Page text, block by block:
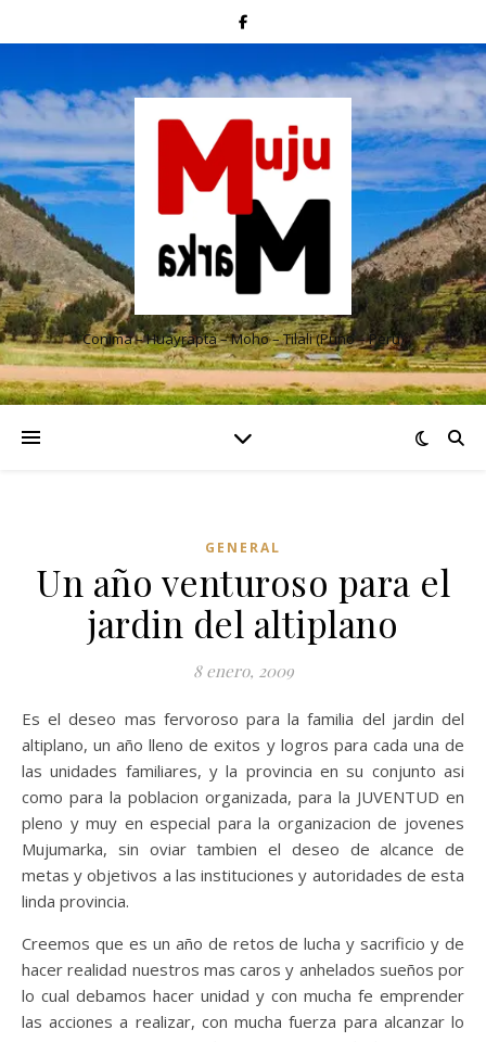
Conima – Huayrapta – Moho – Tilali (Puno – Perú)
GENERAL
Un año venturoso para el
jardin del altiplano
8 enero, 2009
Es el deseo mas fervoroso para la familia del jardin del
altiplano, un año lleno de exitos y logros para cada una de
las unidades familiares, y la provincia en su conjunto asi
como para la poblacion organizada, para la JUVENTUD en
pleno y muy en especial para la organizacion de jovenes
Mujumarka, sin oviar tambien el deseo de alcance de
metas y objetivos a las instituciones y autoridades de esta
linda provincia.
Creemos que es un año de retos de lucha y sacrificio y de
hacer realidad nuestros mas caros y anhelados sueños por
lo cual debamos hacer unidad y con mucha fe emprender
las acciones a realizar, con mucha fuerza para alcanzar lo